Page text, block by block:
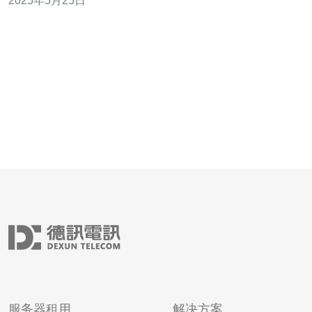
优势。 cn2新加坡VPS服务提供了高性能的服务器资源，
服务器租用 解决方案